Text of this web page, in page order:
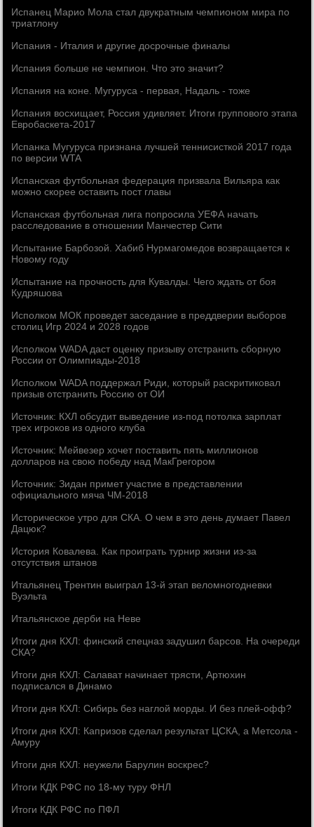
Испанец Марио Мола стал двукратным чемпионом мира по
триатлону
Испания - Италия и другие досрочные финалы
Испания больше не чемпион. Что это значит?
Испания на коне. Мугуруса - первая, Надаль - тоже
Испания восхищает, Россия удивляет. Итоги группового этапа
Евробаскета-2017
Испанка Мугуруса признана лучшей теннисисткой 2017 года
по версии WTA
Испанская футбольная федерация призвала Вильяра как
можно скорее оставить пост главы
Испанская футбольная лига попросила УЕФА начать
расследование в отношении Манчестер Сити
Испытание Барбозой. Хабиб Нурмагомедов возвращается к
Новому году
Испытание на прочность для Кувалды. Чего ждать от боя
Кудряшова
Исполком МОК проведет заседание в преддверии выборов
столиц Игр 2024 и 2028 годов
Исполком WADA даст оценку призыву отстранить сборную
России от Олимпиады-2018
Исполком WADA поддержал Риди, который раскритиковал
призыв отстранить Россию от ОИ
Источник: КХЛ обсудит выведение из-под потолка зарплат
трех игроков из одного клуба
Источник: Мейвезер хочет поставить пять миллионов
долларов на свою победу над МакГрегором
Источник: Зидан примет участие в представлении
официального мяча ЧМ-2018
Историческое утро для СКА. О чем в это день думает Павел
Дацюк?
История Ковалева. Как проиграть турнир жизни из-за
отсутствия штанов
Итальянец Трентин выиграл 13-й этап веломногодневки
Вуэльта
Итальянское дерби на Неве
Итоги дня КХЛ: финский спецназ задушил барсов. На очереди
СКА?
Итоги дня КХЛ: Салават начинает трясти, Артюхин
подписался в Динамо
Итоги дня КХЛ: Сибирь без наглой морды. И без плей-офф?
Итоги дня КХЛ: Капризов сделал результат ЦСКА, а Метсола -
Амуру
Итоги дня КХЛ: неужели Барулин воскрес?
Итоги КДК РФС по 18-му туру ФНЛ
Итоги КДК РФС по ПФЛ